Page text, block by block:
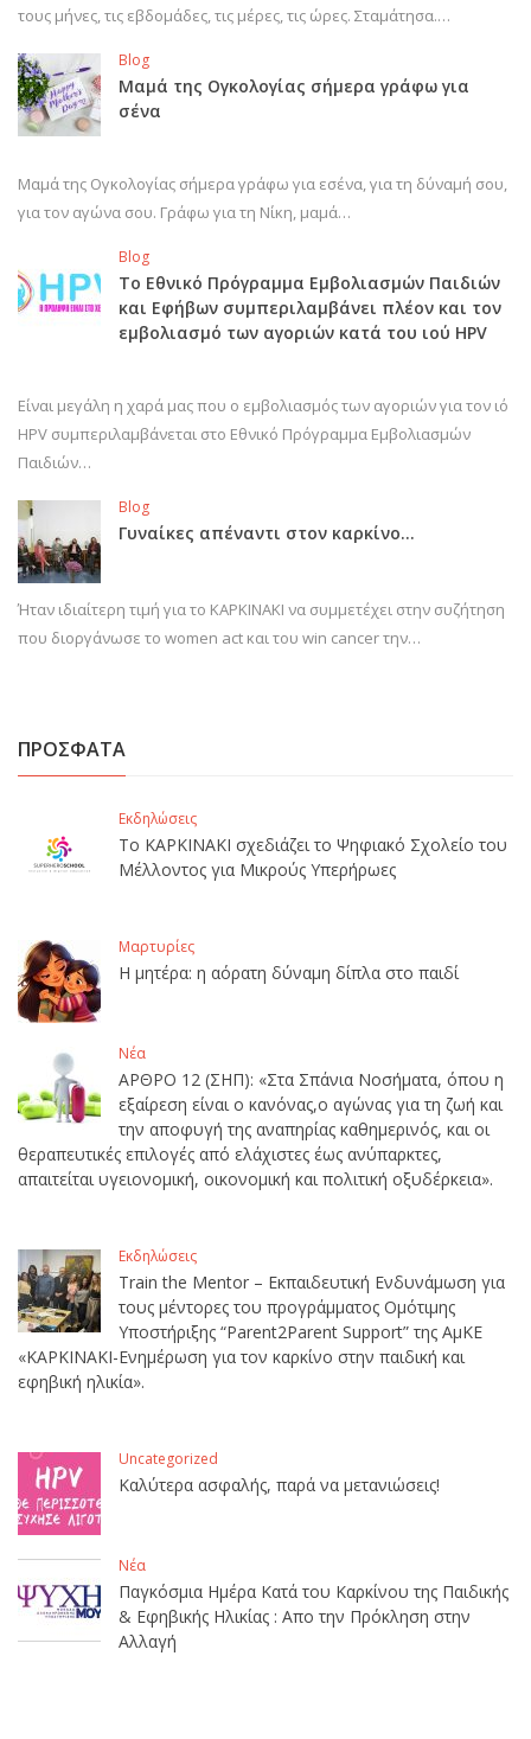
τους μήνες, τις εβδομάδες, τις μέρες, τις ώρες. Σταμάτησα.…
Blog
Μαμά της Ογκολογίας σήμερα γράφω για
σένα
Μαμά της Ογκολογίας σήμερα γράφω για εσένα, για τη δύναμή σου,
για τον αγώνα σου. Γράφω για τη Νίκη, μαμά…
Blog
Το Εθνικό Πρόγραμμα Εμβολιασμών Παιδιών
και Εφήβων συμπεριλαμβάνει πλέον και τον
εμβολιασμό των αγοριών κατά του ιού HPV
Είναι μεγάλη η χαρά μας που ο εμβολιασμός των αγοριών για τον ιό
HPV συμπεριλαμβάνεται στο Εθνικό Πρόγραμμα Εμβολιασμών
Παιδιών…
Blog
Γυναίκες απέναντι στον καρκίνο…
Ήταν ιδιαίτερη τιμή για το ΚΑΡΚΙΝΑΚΙ να συμμετέχει στην συζήτηση
που διοργάνωσε το women act και του win cancer την…
ΠΡΟΣΦΑΤΑ
Εκδηλώσεις
Το ΚΑΡΚΙΝΑΚΙ σχεδιάζει το Ψηφιακό Σχολείο του
Μέλλοντος για Μικρούς Υπερήρωες
Μαρτυρίες
Η μητέρα: η αόρατη δύναμη δίπλα στο παιδί
Νέα
ΑΡΘΡΟ 12 (ΣΗΠ): «Στα Σπάνια Νοσήματα, όπου η
εξαίρεση είναι ο κανόνας,ο αγώνας για τη ζωή και
την αποφυγή της αναπηρίας καθημερινός, και οι
θεραπευτικές επιλογές από ελάχιστες έως ανύπαρκτες,
απαιτείται υγειονομική, οικονομική και πολιτική οξυδέρκεια».
Εκδηλώσεις
Train the Mentor – Εκπαιδευτική Ενδυνάμωση για
τους μέντορες του προγράμματος Ομότιμης
Υποστήριξης “Parent2Parent Support” της ΑμΚΕ
«ΚΑΡΚΙΝΑΚΙ-Ενημέρωση για τον καρκίνο στην παιδική και
εφηβική ηλικία».
Uncategorized
Καλύτερα ασφαλής, παρά να μετανιώσεις!
Νέα
Παγκόσμια Ημέρα Κατά του Καρκίνου της Παιδικής
& Εφηβικής Ηλικίας : Απο την Πρόκληση στην
Αλλαγή